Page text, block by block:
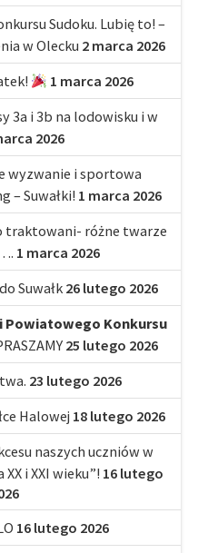
Sudoku. Lubię to! –
w Olecku 2 marca 2026
1 marca 2026
3a i 3b na lodowisku i w
2026
wyzwanie i sportowa
– Suwałki! 1 marca 2026
traktowani- różne twarze
1 marca 2026
Suwałk 26 lutego 2026
Powiatowego Konkursu
25 lutego 2026
23 lutego 2026
Halowej 18 lutego 2026
naszych uczniów w
i XXI wieku”! 16 lutego
16 lutego 2026